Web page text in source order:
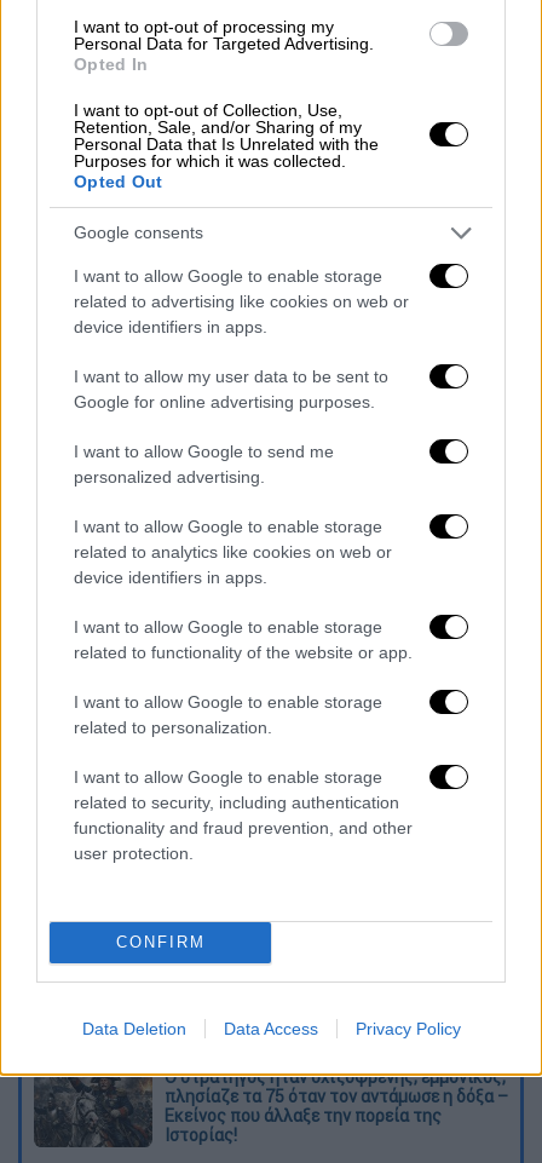
I want to opt-out of processing my
Personal Data for Targeted Advertising.
Opted In
I want to opt-out of Collection, Use,
Retention, Sale, and/or Sharing of my
Personal Data that Is Unrelated with the
Purposes for which it was collected.
Opted Out
Google consents
I want to allow Google to enable storage
related to advertising like cookies on web or
device identifiers in apps.
I want to allow my user data to be sent to
Google for online advertising purposes.
I want to allow Google to send me
personalized advertising.
I want to allow Google to enable storage
related to analytics like cookies on web or
device identifiers in apps.
I want to allow Google to enable storage
related to functionality of the website or app.
I want to allow Google to enable storage
related to personalization.
I want to allow Google to enable storage
related to security, including authentication
functionality and fraud prevention, and other
user protection.
CONFIRM
Data Deletion Data Access Privacy Policy
Ελλάδα|14.01.2025 11:51
Παραδοχή Hellenic Train για τη
σύγκρουση συρμού του Προαστιακού
με ΙΧ στην Πάτρα: «Δεν κατέβηκαν οι
μπάρες»
Καιρός|14.01.2025 11:53
Επέλαση του χιονιά από τον Έβρο
μέχρι την Πελοπόννησο: Δεκάδες
περιοχές στα «λευκά» - Ποτέ
δημοσιογραφική του σταδιοδρομία
ξεκίνησε αρχικά ως διορθωτής κειμένων
στον περιοδικό Τύπο και συνέχισε στην
εφημερίδα «ΝΑΥΤΕΜΠΟΡΙΚΗ», το 1988, όπου
συντάκτης, στη διόρθωση τηςεφημερίδας
Ήταν γνώστης της αγγλικής και της ιταλικής
γλώσσας.
ήθος και τη συναδελφικότητα που επέδειξε
καθ’ όλη τη διάρκεια του εργασιακού του
βίου, εκτελώντας τα καθήκοντά του πάντοτε
Διαβάστε ακόμη
Από το Μίσιγκαν στον Λευκό Οίκο: Τι
για τους Δημοκρατικούς
O στρατηγός ήταν σχιζοφρενής, εμμονικός,
πλησίαζε τα 75 όταν τον αντάμωσε η δόξα –
Εκείνος που άλλαξε την πορεία της
Ιστορίας!